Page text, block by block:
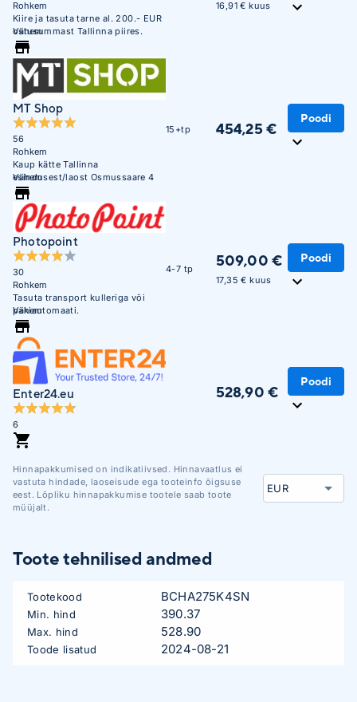
Rohkem
Kiire ja tasuta tarne al. 200.- EUR
ostusummast Tallinna piires.
Vähem
16,91 € kuus
MT Shop
56
Rohkem
Kaup kätte Tallinna
esindusest/laost Osmussaare 4
E-R 10:00 - 17:00
Vähem
15+tp 454,25 €
Poodi
Photopoint
30
Rohkem
Tasuta transport kulleriga või
pakiautomaati.
Vähem
4-7 tp 509,00 €
17,35 € kuus
Poodi
Enter24.eu
6
528,90 €
Poodi
Hinnapakkumised on indikatiivsed. Hinnavaatlus ei
vastuta hindade, laoseisude ega tooteinfo õigsuse
eest. Lõpliku hinnapakkumise tootele saab toote
müüjalt.
Toote tehnilised andmed
Tootekood BCHA275K4SN
Min. hind 390.37
Max. hind 528.90
Toode lisatud 2024-08-21